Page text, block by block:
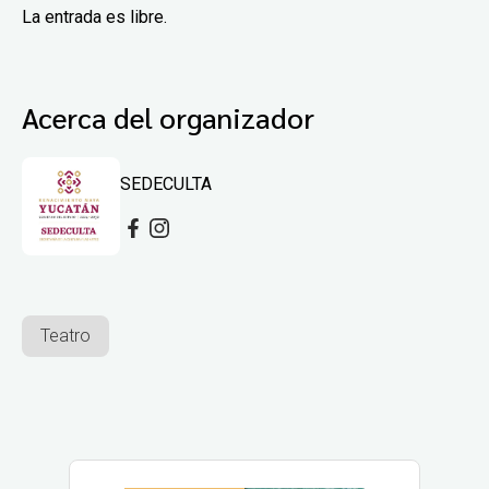
La entrada es libre.
Acerca del organizador
SEDECULTA
Teatro